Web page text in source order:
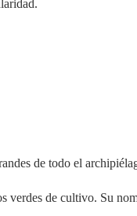
de todo el
verdes de cultivo. Su